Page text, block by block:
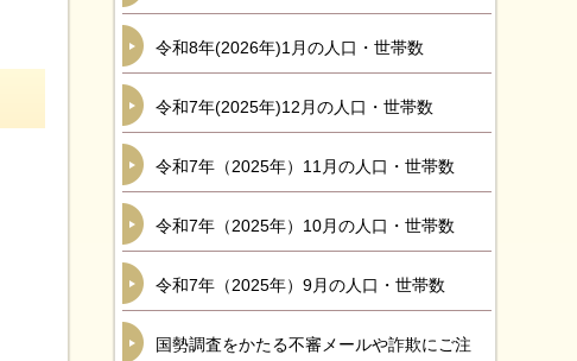
令和8年(2026年)1月の人口・世帯数
令和7年(2025年)12月の人口・世帯数
令和7年（2025年）11月の人口・世帯数
令和7年（2025年）10月の人口・世帯数
令和7年（2025年）9月の人口・世帯数
国勢調査をかたる不審メールや詐欺にご注